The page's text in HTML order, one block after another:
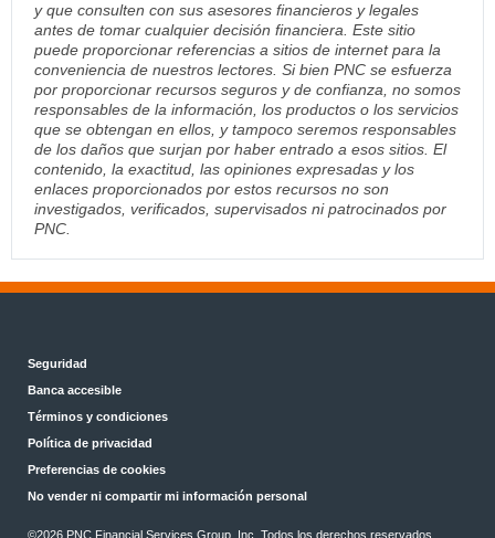
y que consulten con sus asesores financieros y legales
antes de tomar cualquier decisión financiera. Este sitio
puede proporcionar referencias a sitios de internet para la
conveniencia de nuestros lectores. Si bien PNC se esfuerza
por proporcionar recursos seguros y de confianza, no somos
responsables de la información, los productos o los servicios
que se obtengan en ellos, y tampoco seremos responsables
de los daños que surjan por haber entrado a esos sitios. El
contenido, la exactitud, las opiniones expresadas y los
enlaces proporcionados por estos recursos no son
investigados, verificados, supervisados ni patrocinados por
PNC.
Seguridad
Banca accesible
Términos y condiciones
Política de privacidad
Preferencias de cookies
No vender ni compartir mi información personal
©2026 PNC Financial Services Group, Inc. Todos los derechos reservados.